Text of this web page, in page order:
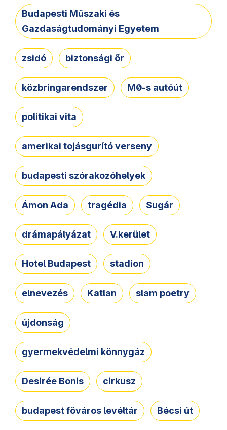
Budapesti Műszaki és
Gazdaságtudományi Egyetem
zsidó biztonsági őr
közbringarendszer M0-s autóút
politikai vita
amerikai tojásgurító verseny
budapesti szórakozóhelyek
Ámon Ada tragédia Sugár
drámapályázat V.kerület
Hotel Budapest stadion
elnevezés Katlan slam poetry
újdonság
gyermekvédelmi könnygáz
Desirée Bonis cirkusz
budapest főváros levéltár Bécsi út